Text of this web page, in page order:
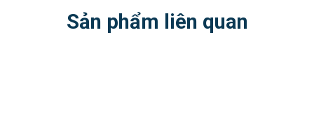
Sản phẩm liên quan